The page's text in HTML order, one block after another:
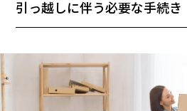
引っ越しに伴う必要な手続き